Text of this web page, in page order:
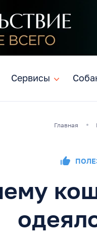
Сервисы
Сервисы
Главная